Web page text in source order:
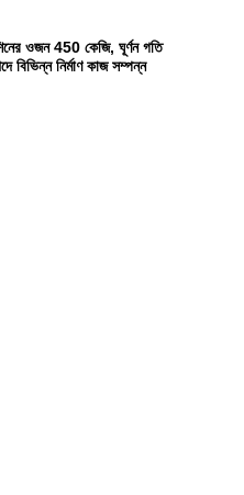
ওজন 450 কেজি, ঘূর্ণন গতি
নির্মাণ কাজ সম্পন্ন